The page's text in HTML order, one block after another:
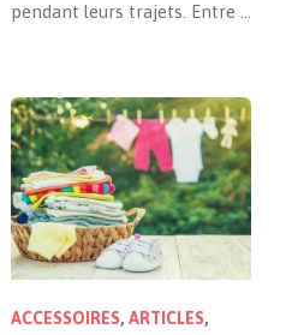
pendant leurs trajets. Entre …
ACCESSOIRES, ARTICLES,